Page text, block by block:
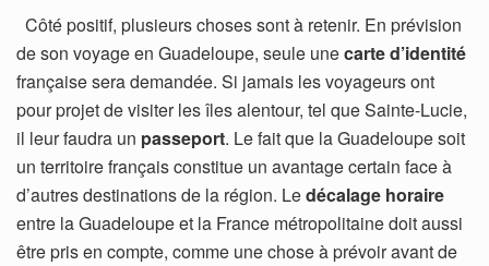
Côté positif, plusieurs choses sont à retenir. En prévision
de son voyage en Guadeloupe, seule unecarte d’identité
française sera demandée. Si jamais les voyageurs ont
pour projet de visiter les îles alentour, tel que Sainte-Lucie,
il leur faudra un passeport. Le fait que la Guadeloupe soit
un territoire français constitue un avantage certain face à
d’autres destinations de la région. Ledécalage horaire
entre la Guadeloupe et la France métropolitaine doit aussi
être pris en compte, comme une chose à prévoir avant de